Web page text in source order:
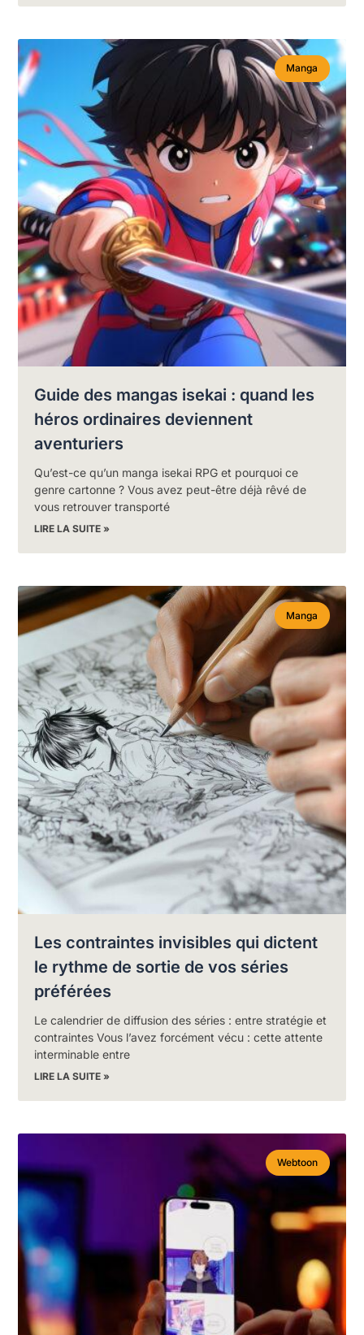
Manga
Guide des mangas isekai : quand les
héros ordinaires deviennent
aventuriers
Qu’est-ce qu’un manga isekai RPG et pourquoi ce
genre cartonne ? Vous avez peut-être déjà rêvé de
vous retrouver transporté
LIRE LA SUITE »
Manga
Les contraintes invisibles qui dictent
le rythme de sortie de vos séries
préférées
Le calendrier de diffusion des séries : entre stratégie et
contraintes Vous l’avez forcément vécu : cette attente
interminable entre
LIRE LA SUITE »
Webtoon